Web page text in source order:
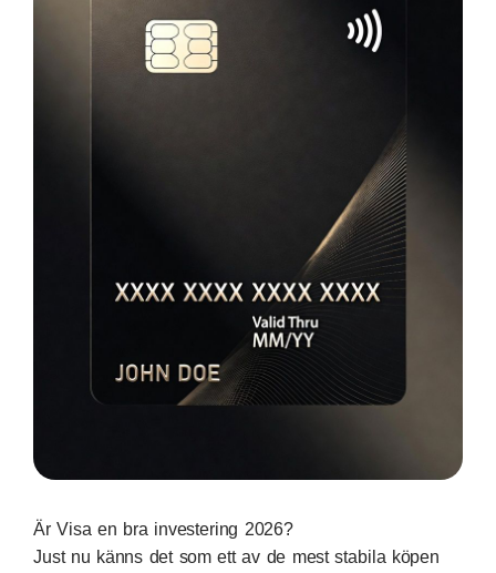
Är Visa en bra investering 2026?
Just nu känns det som ett av de mest stabila köpen